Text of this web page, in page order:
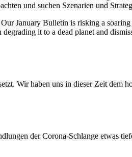
und suchen Szenarien und
January Bulletin is risking a
it to a dead planet and
Wir haben uns in dieser Zeit dem
der Corona-Schlange etwas